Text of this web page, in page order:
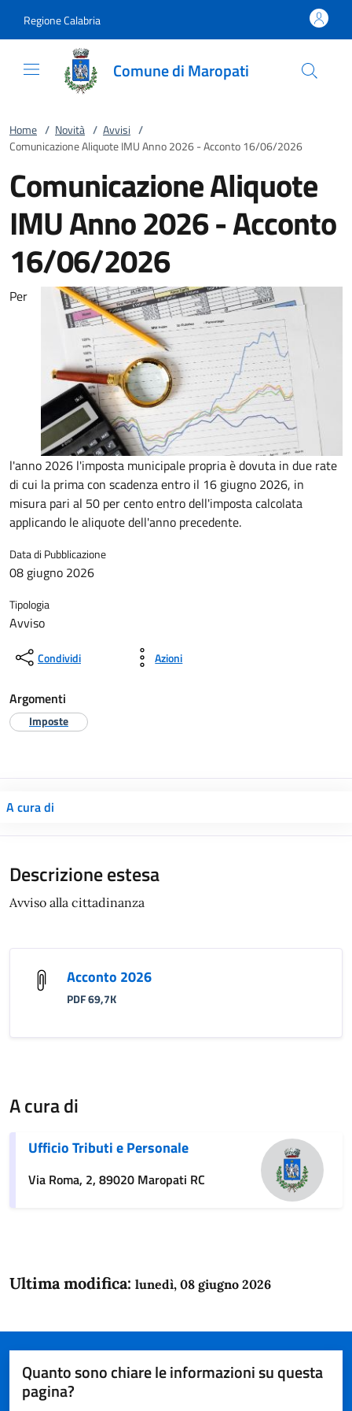
Regione Calabria
Comune di Maropati
Home / Novità / Avvisi /
Comunicazione Aliquote IMU Anno 2026 - Acconto 16/06/2026
Comunicazione Aliquote
IMU Anno 2026 - Acconto
16/06/2026
Per
l'anno 2026 l'imposta municipale propria è dovuta in due rate
di cui la prima con scadenza entro il 16 giugno 2026, in
misura pari al 50 per cento entro dell'imposta calcolata
applicando le aliquote dell'anno precedente.
Data di Pubblicazione
08 giugno 2026
Tipologia
Avviso
Condividi Azioni
Argomenti
Imposte
A cura di
Descrizione estesa
Avviso alla cittadinanza
Acconto 2026
PDF 69,7K
A cura di
Ufficio Tributi e Personale
Via Roma, 2, 89020 Maropati RC
Ultima modifica: lunedì, 08 giugno 2026
Quanto sono chiare le informazioni su questa
pagina?